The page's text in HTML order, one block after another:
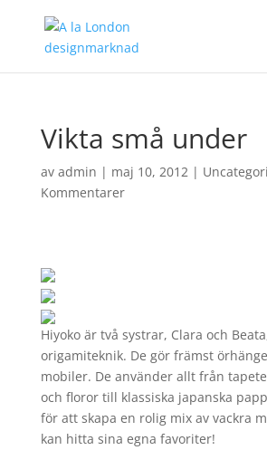
Vikta små under
av admin | maj 10, 2012|
Kommentarer
Hiyoko är två systrar, Clara och
origamiteknik. De gör främst
mobiler. De använder allt från
och floror till klassiska japanska
för att skapa en rolig mix av vackra
kan hitta sina egna favoriter!